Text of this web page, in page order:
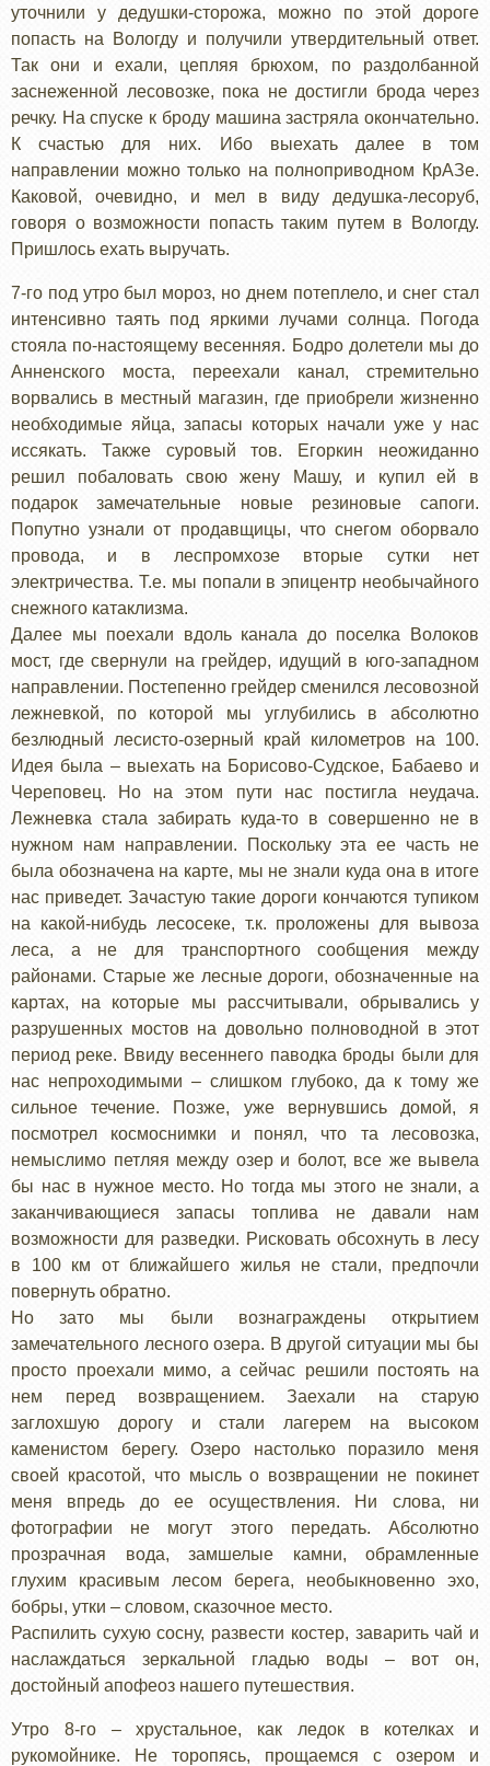
уточнили у дедушки-сторожа, можно по этой дороге
попасть на Вологду и получили утвердительный ответ.
Так они и ехали, цепляя брюхом, по раздолбанной
заснеженной лесовозке, пока не достигли брода через
речку. На спуске к броду машина застряла окончательно.
К счастью для них. Ибо выехать далее в том
направлении можно только на полноприводном КрАЗе.
Каковой, очевидно, и мел в виду дедушка-лесоруб,
говоря о возможности попасть таким путем в Вологду.
Пришлось ехать выручать.
7-го под утро был мороз, но днем потеплело, и снег стал
интенсивно таять под яркими лучами солнца. Погода
стояла по-настоящему весенняя. Бодро долетели мы до
Анненского моста, переехали канал, стремительно
ворвались в местный магазин, где приобрели жизненно
необходимые яйца, запасы которых начали уже у нас
иссякать. Также суровый тов. Егоркин неожиданно
решил побаловать свою жену Машу, и купил ей в
подарок замечательные новые резиновые сапоги.
Попутно узнали от продавщицы, что снегом оборвало
провода, и в леспромхозе вторые сутки нет
электричества. Т.е. мы попали в эпицентр необычайного
снежного катаклизма.
Далее мы поехали вдоль канала до поселка Волоков
мост, где свернули на грейдер, идущий в юго-западном
направлении. Постепенно грейдер сменился лесовозной
лежневкой, по которой мы углубились в абсолютно
безлюдный лесисто-озерный край километров на 100.
Идея была – выехать на Борисово-Судское, Бабаево и
Череповец. Но на этом пути нас постигла неудача.
Лежневка стала забирать куда-то в совершенно не в
нужном нам направлении. Поскольку эта ее часть не
была обозначена на карте, мы не знали куда она в итоге
нас приведет. Зачастую такие дороги кончаются тупиком
на какой-нибудь лесосеке, т.к. проложены для вывоза
леса, а не для транспортного сообщения между
районами. Старые же лесные дороги, обозначенные на
картах, на которые мы рассчитывали, обрывались у
разрушенных мостов на довольно полноводной в этот
период реке. Ввиду весеннего паводка броды были для
нас непроходимыми – слишком глубоко, да к тому же
сильное течение. Позже, уже вернувшись домой, я
посмотрел космоснимки и понял, что та лесовозка,
немыслимо петляя между озер и болот, все же вывела
бы нас в нужное место. Но тогда мы этого не знали, а
заканчивающиеся запасы топлива не давали нам
возможности для разведки. Рисковать обсохнуть в лесу
в 100 км от ближайшего жилья не стали, предпочли
повернуть обратно.
Но зато мы были вознаграждены открытием
замечательного лесного озера. В другой ситуации мы бы
просто проехали мимо, а сейчас решили постоять на
нем перед возвращением. Заехали на старую
заглохшую дорогу и стали лагерем на высоком
каменистом берегу. Озеро настолько поразило меня
своей красотой, что мысль о возвращении не покинет
меня впредь до ее осуществления. Ни слова, ни
фотографии не могут этого передать. Абсолютно
прозрачная вода, замшелые камни, обрамленные
глухим красивым лесом берега, необыкновенно эхо,
бобры, утки – словом, сказочное место.
Распилить сухую сосну, развести костер, заварить чай и
наслаждаться зеркальной гладью воды – вот он,
достойный апофеоз нашего путешествия.
Утро 8-го – хрустальное, как ледок в котелках и
рукомойнике. Не торопясь, прощаемся с озером и